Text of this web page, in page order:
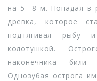
на 5—8 м. Попадая в
древка, которое
подтягивал рыбу
колотушкой.
наконечника
Однозубая острога